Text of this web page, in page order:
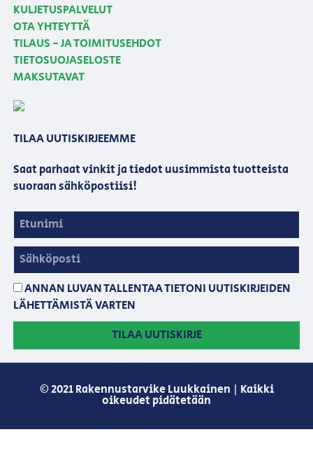
KULJETUSPALVELUT
OTA YHTEYTTÄ
TILAUS - JA TOIMITUSEHDOT
TIETOSUOJASELOSTE
MAKSUTAVAT
TILAA UUTISKIRJEEMME
Saat parhaat vinkit ja tiedot uusimmista tuotteista
suoraan sähköpostiisi!
ANNAN LUVAN TALLENTAA TIETONI UUTISKIRJEIDEN
LÄHETTÄMISTÄ VARTEN
TILAA UUTISKIRJE
© 2021 Rakennustarvike Luukkainen | Kaikki
oikeudet pidätetään